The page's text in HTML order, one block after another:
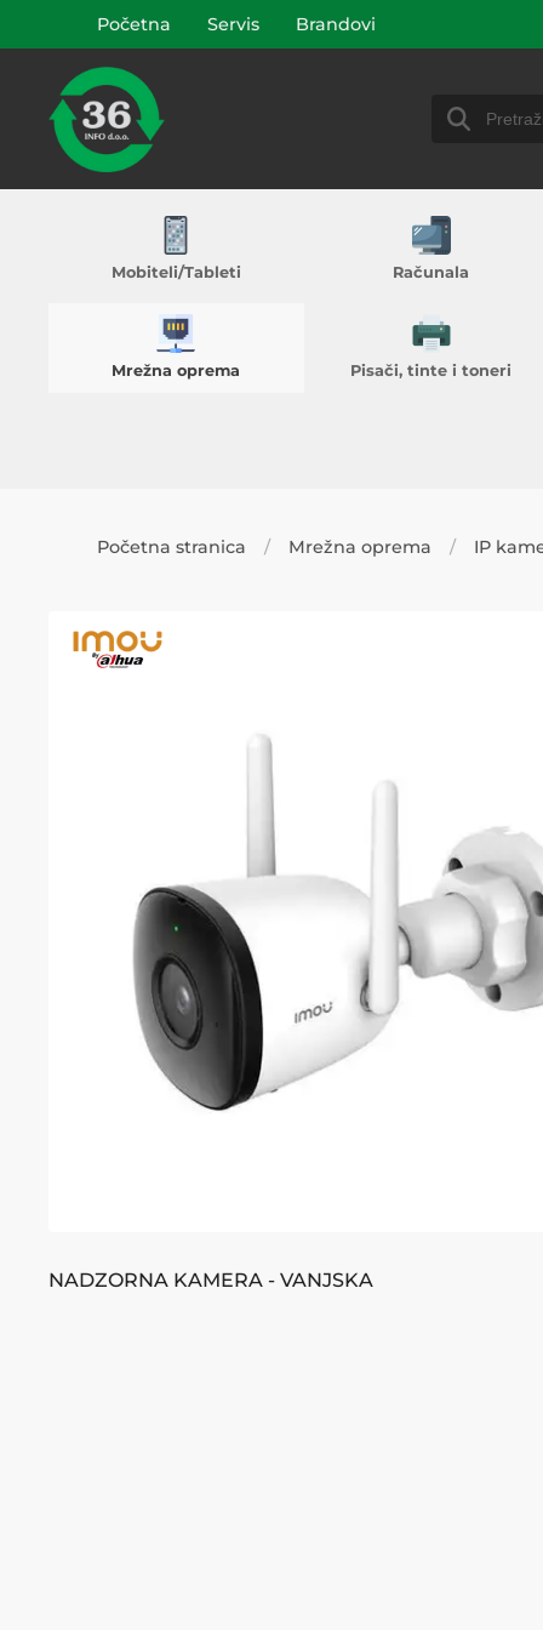
Početna Servis Brandovi
Mobiteli/Tableti Računala
Mrežna oprema Pisači, tinte i toneri
Početna stranica Mrežna oprema IP
NADZORNA KAMERA - VANJSKA